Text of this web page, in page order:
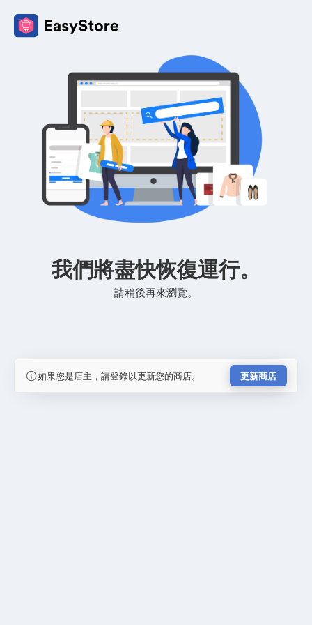
我們將盡快恢復運行。
請稍後再來瀏覽。
如果您是店主，請登錄以更新您的商店。 更新商店